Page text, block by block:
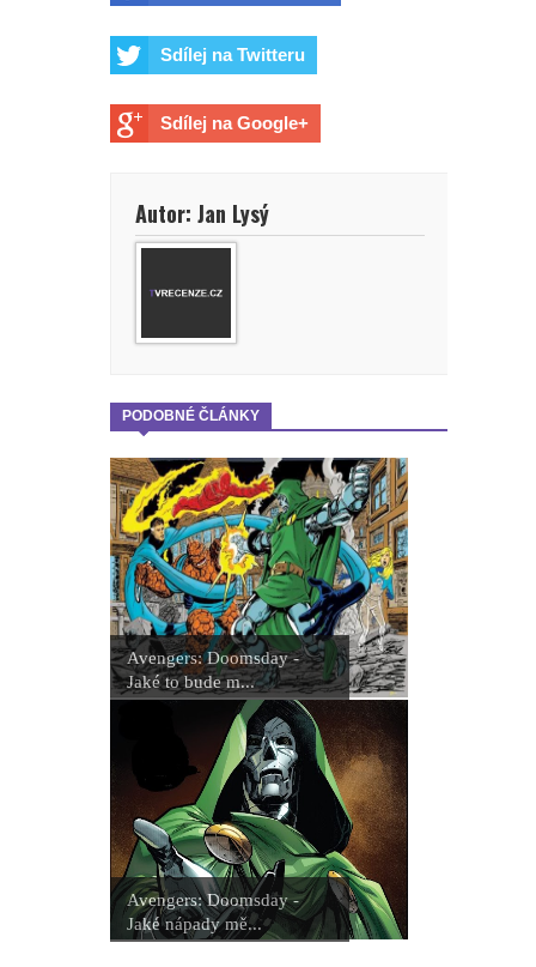
Sdílej na Twitteru
Sdílej na Google+
Autor: Jan Lysý
PODOBNÉ ČLÁNKY
Avengers: Doomsday -
Jaké to bude m...
Avengers: Doomsday -
Jaké nápady mě...